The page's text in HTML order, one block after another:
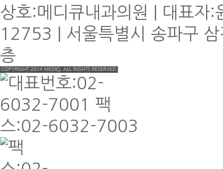
상호:메디큐내과의원 | 대표
12753 | 서울특별시 송파구
층